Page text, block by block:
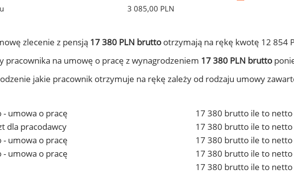
3 085,00 PLN
zlecenie z pensją 17 380 PLN brutto otrzymają na rękę kwotę 12 854
pracownika na umowę o pracę z wynagrodzeniem 17 380 PLN brutto
jakie pracownik otrzymuje na rękę zależy od rodzaju umowy
umowa o pracę
dla pracodawcy
umowa o pracę
umowa o pracę
17 380 brutto ile to
17 380 brutto ile to netto
17 380 brutto ile to
17 380 brutto ile to
17 380 brutto ile to